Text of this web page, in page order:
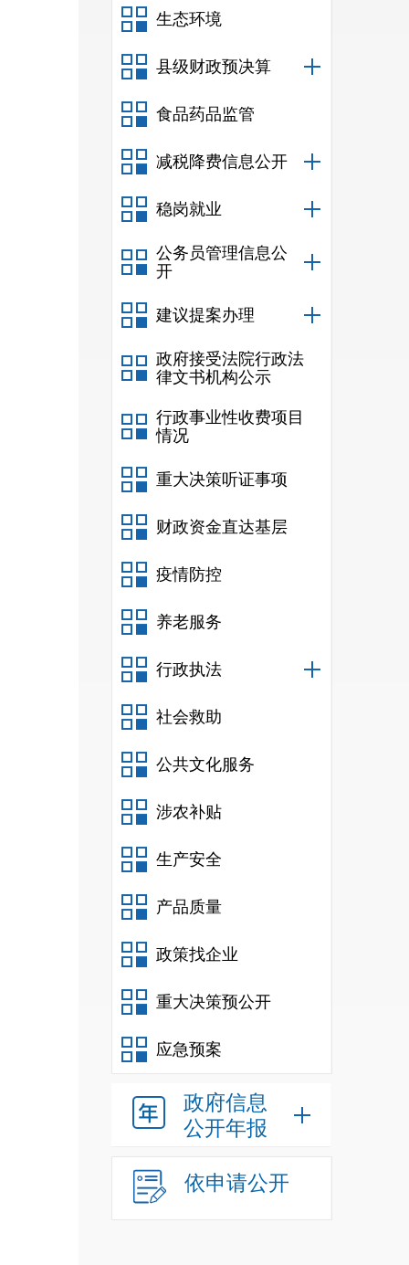
生态环境
县级财政预决算
食品药品监管
减税降费信息公开
稳岗就业
公务员管理信息公
开
建议提案办理
政府接受法院行政法
律文书机构公示
行政事业性收费项目
情况
重大决策听证事项
财政资金直达基层
疫情防控
养老服务
行政执法
社会救助
公共文化服务
涉农补贴
生产安全
产品质量
政策找企业
重大决策预公开
应急预案
政府信息
公开年报
依申请公开